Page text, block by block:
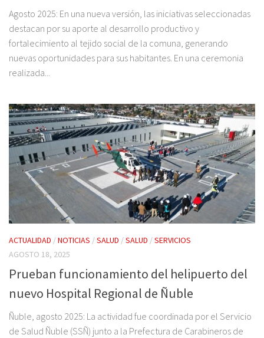
Agosto 2025: En una nueva versión, las iniciativas seleccionadas
destacan por su aporte al desarrollo productivo y
fortalecimiento al tejido social de la comuna, generando
nuevas oportunidades para sus habitantes. En una ceremonia
realizada...
ACTUALIDAD /NOTICIAS /SALUD /SALUD /SERVICIOS
AGOSTO 18, 2025
Prueban funcionamiento del helipuerto del
nuevo Hospital Regional de Ñuble
Ñuble, agosto 2025: La actividad fue coordinada por el Servicio
de Salud Ñuble (SSÑ) junto a la Prefectura de Carabineros de